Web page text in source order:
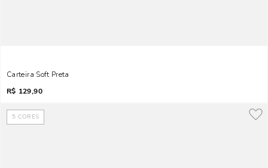
Carteira Soft Preta
R$ 129,90
5 CORES